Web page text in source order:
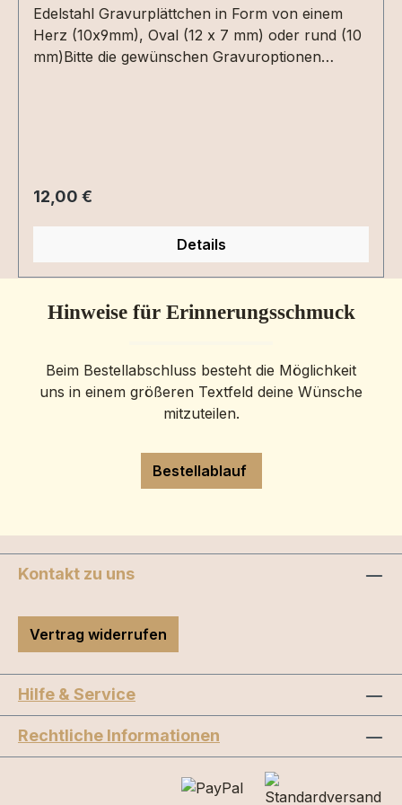
Edelstahl Gravurplättchen in Form von einem
Herz (10x9mm), Oval (12 x 7 mm) oder rund (10
mm)Bitte die gewünschen Gravuroptionen
Regulärer Preis:
12,00 €
Details
Hinweise für Erinnerungsschmuck
Beim Bestellabschluss besteht die Möglichkeit
uns in einem größeren Textfeld deine Wünsche
mitzuteilen.
Bestellablauf
Kontakt zu uns
Vertrag widerrufen
Hilfe & Service
Rechtliche Informationen